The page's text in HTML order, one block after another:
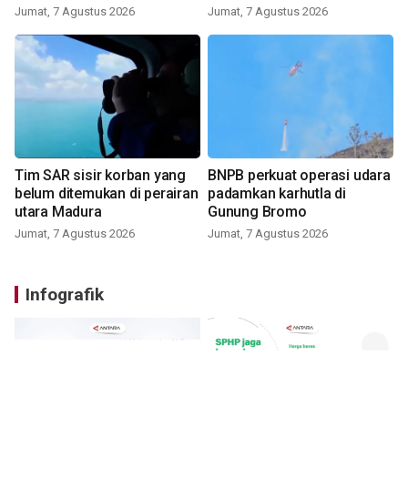
Jumat, 7 Agustus 2026 Jumat, 7 Agustus 2026
Tim SAR sisir korban yang
belum ditemukan di perairan
utara Madura
Jumat, 7 Agustus 2026
BNPB perkuat operasi udara
padamkan karhutla di
Gunung Bromo
Jumat, 7 Agustus 2026
Infografik